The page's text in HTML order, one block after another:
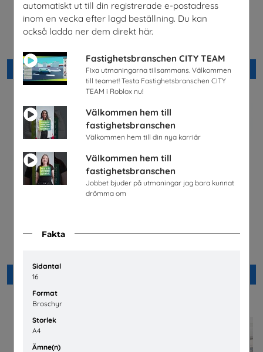
Fakta
Sidantal
16
Format
Broschyr
Storlek
A4
Ämne(n)
automatiskt ut till din registrerade e-postadress
inom en vecka efter lagd beställning. Du kan
också ladda ner dem direkt här.
Fastighetsbranschen CITY TEAM
Fixa utmaningarna tillsammans. Välkommen
till teamet! Testa Fastighetsbranschen CITY
TEAM i Roblox nu!
Välkommen hem till
fastighetsbranschen
Välkommen hem till din nya karriär
Välkommen hem till
fastighetsbranschen
Jobbet bjuder på utmaningar jag bara kunnat
drömma om
Möjligheter med el- och
energiprogrammet
Beställ 0kr
Lastbilschaufför-Ett
Beställ 0kr